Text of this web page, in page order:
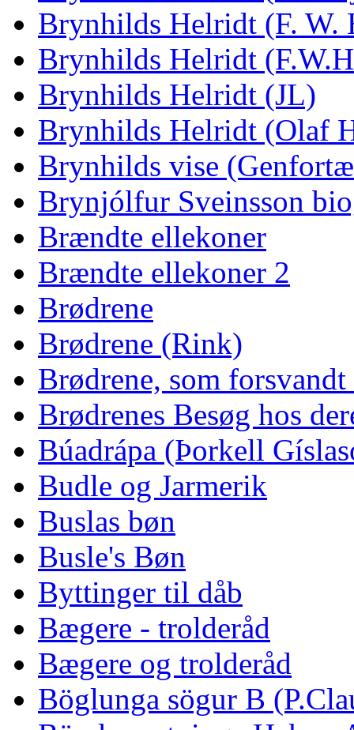
Brynhilds Helridt (F. W.
Brynhilds Helridt
Brynhilds Helridt (JL)
Brynhilds Helridt (Olaf
Brynhilds vise
Brynjólfur Sveinsson
Brændte ellekoner
Brændte ellekoner 2
Brødrene
Brødrene (Rink)
Brødrene, som
Brødrenes Besøg hos
Búadrápa (Þorkell
Budle og Jarmerik
Buslas bøn
Busle's Bøn
Byttinger til dåb
Bægere - trolderåd
Bægere og trolderåd
Böglunga sögur B